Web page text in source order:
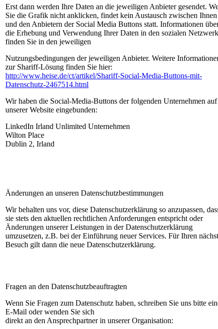
Erst dann werden Ihre Daten an die jeweiligen Anbieter gesendet.
Sie die Grafik nicht anklicken, findet kein Austausch zwischen Ihnen
und den Anbietern der Social Media Buttons statt. Informationen
die Erhebung und Verwendung Ihrer Daten in den sozialen
finden Sie in den jeweiligen
Nutzungsbedingungen der jeweiligen Anbieter. Weitere
zur Shariff-Lösung finden Sie hier:
http://www.heise.de/ct/artikel/Shariff-Social-Media-Buttons-mit-
Datenschutz-2467514.html
Wir haben die Social-Media-Buttons der folgenden Unternehmen auf
unserer Website eingebunden:
LinkedIn Irland Unlimited Unternehmen
Wilton Place
Dublin 2, Irland
Änderungen an unseren Datenschutzbestimmungen
Wir behalten uns vor, diese Datenschutzerklärung so anzupassen,
sie stets den aktuellen rechtlichen Anforderungen entspricht oder
Änderungen unserer Leistungen in der Datenschutzerklärung
umzusetzen, z.B. bei der Einführung neuer Services. Für Ihren
Besuch gilt dann die neue Datenschutzerklärung.
Fragen an den Datenschutzbeauftragten
Wenn Sie Fragen zum Datenschutz haben, schreiben Sie uns bitte
E-Mail oder wenden Sie sich
direkt an den Ansprechpartner in unserer Organisation: